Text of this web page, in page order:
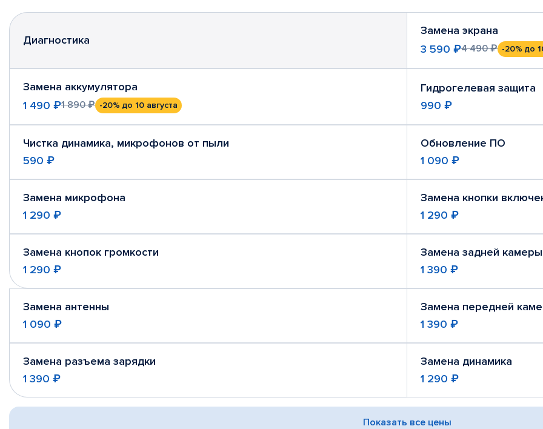
Диагностика
Замена экрана
3 590 ₽4 490 ₽ -20% до
Замена аккумулятора
1 490 ₽1 890 ₽ -20% до 10 августа
Гидрогелевая защита
990 ₽
Чистка динамика, микрофонов от пыли
590 ₽
Обновление ПО
1 090 ₽
Замена микрофона
1 290 ₽
Замена кнопки
1 290 ₽
Замена кнопок громкости
1 290 ₽
Замена задней камеры
1 390 ₽
Замена антенны
1 090 ₽
Замена передней
1 390 ₽
Замена разъема зарядки
1 390 ₽
Замена динамика
1 290 ₽
Показать все цены